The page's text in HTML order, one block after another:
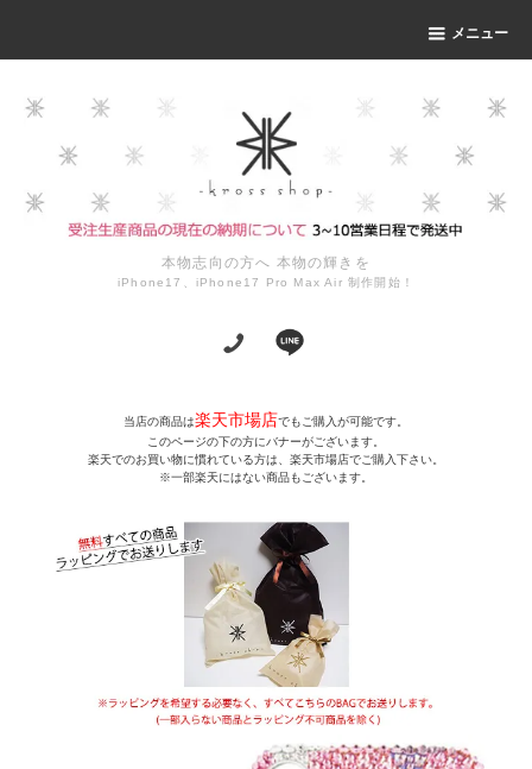
メニュー
本物志向の方へ 本物の輝きを
iPhone17、iPhone17 Pro Max Air 制作開始！
当店の商品は楽天市場店でもご購入が可能です。
このページの下の方にバナーがございます。
楽天でのお買い物に慣れている方は、楽天市場店でご購入下さい。
※一部楽天にはない商品もございます。